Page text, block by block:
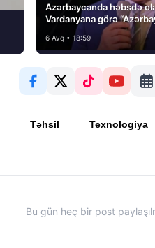
Azərbaycanda həbsdə
Vardanyana görə
basmayacağını” dedi və…
6 Avq • 18:59
Təhsil Texnologiya
Bu gün heç bir post